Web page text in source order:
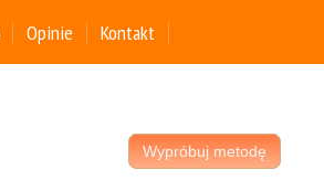
Opinie Kontakt